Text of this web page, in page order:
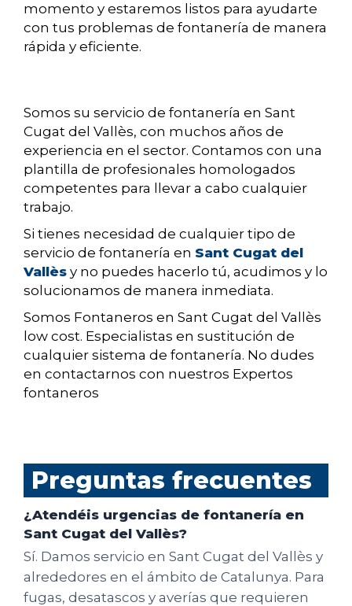
momento y estaremos listos para ayudarte
con tus problemas de fontanería de manera
rápida y eficiente.
Somos su servicio de fontanería en Sant
Cugat del Vallès, con muchos años de
experiencia en el sector. Contamos con una
plantilla de profesionales homologados
competentes para llevar a cabo cualquier
trabajo.
Si tienes necesidad de cualquier tipo de
servicio de fontanería en Sant Cugat del
Vallès y no puedes hacerlo tú, acudimos y lo
solucionamos de manera inmediata.
Somos Fontaneros en Sant Cugat del Vallès
low cost. Especialistas en sustitución de
cualquier sistema de fontanería. No dudes
en contactarnos con nuestros Expertos
fontaneros
Preguntas frecuentes
¿Atendéis urgencias de fontanería en
Sant Cugat del Vallès?
Sí. Damos servicio en Sant Cugat del Vallès y
alrededores en el ámbito de Catalunya. Para
fugas, desatascos y averías que requieren